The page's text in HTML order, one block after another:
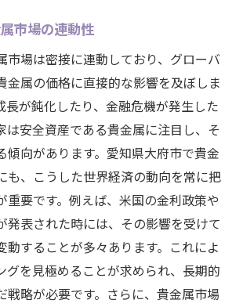
市場の連動性
市場は密接に連動しており、グローバ
金属の価格に直接的な影響を及ぼしま
長が鈍化したり、金融危機が発生した
は安全資産である貴金属に注目し、そ
傾向があります。愛知県大府市で貴金
も、こうした世界経済の動向を常に把
重要です。例えば、米国の金利政策や
発表された時には、その影響を受けて
動することが多々あります。これによ
グを見極めることが求められ、長期的
戦略が必要です。さらに、貴金属市場